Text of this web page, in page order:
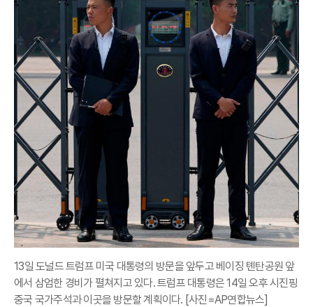
13일 도널드 트럼프 미국 대통령의 방문을 앞두고 베이징 톈탄공원 앞
에서 삼엄한 경비가 펼쳐지고 있다. 트럼프 대통령은 14일 오후 시진핑
중국 국가주석과 이곳을 방문할 계획이다. [사진=AP연합뉴스]